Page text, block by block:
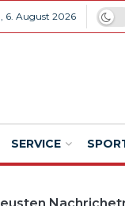
6. August 2026
SERVICE